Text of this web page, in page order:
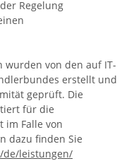
Regelung
wurden von den auf IT-
erstellt und
geprüft. Die
für die
im Falle von
dazu finden Sie
de/leistungen/